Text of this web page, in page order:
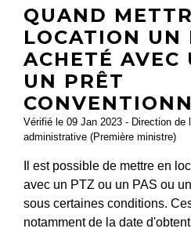
QUAND
LOCATION UN
ACHETÉ AVEC
UN PRÊT
Vérifié le 09 Jan 2023 - Direction de
administrative (Première ministre)
Il est possible de mettre en
avec un PTZ ou un PAS ou
sous certaines conditions.
notamment de la date